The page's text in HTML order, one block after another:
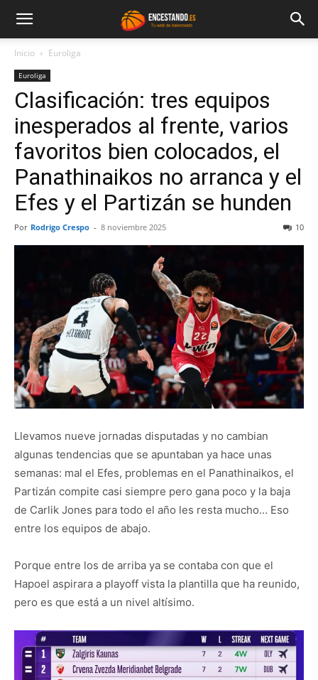
Inicio Euroliga
Euroliga
Clasificación: tres equipos
inesperados al frente, varios
favoritos bien colocados, el
Panathinaikos no arranca y el
Efes y el Partizán se hunden
Por Rodrigo Crespo - 8 noviembre 2025 10
Llevamos nueve jornadas disputadas y no cambian
algunas tendencias que se apuntaban ya hace unas
semanas: mal el Efes, problemas en el Panathinaikos, el
Partizán compite casi siempre pero gana poco y la baja
de Carlik Jones para todo el año les resta mucho… Eso
entre los equipos de abajo.
Porque entre los de arriba ya se contaba con que el
Hapoel aspirara a playoff vista la plantilla que ha reunido,
pero es que está a un nivel altísimo.